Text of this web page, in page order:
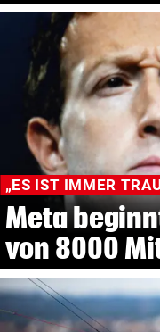
„ES IST IMMER
Meta
von 8000